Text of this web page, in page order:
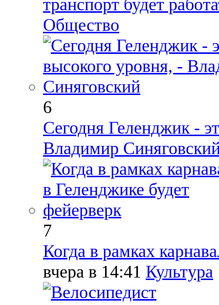
транспорт будет
Общество
6
Сегодня Геленджик -
Владимир
7
Когда в рамках
вчера в 14:41 Культура